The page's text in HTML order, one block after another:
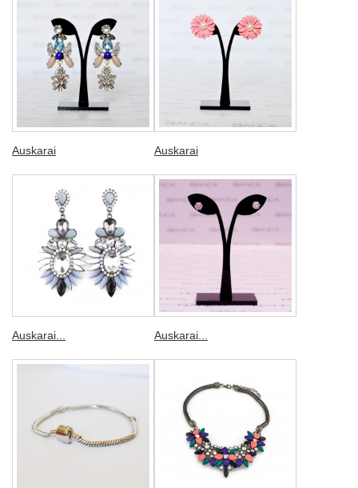
Auskarai Auskarai
Auskarai... Auskarai...